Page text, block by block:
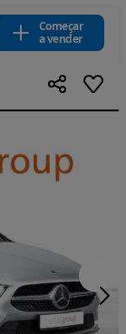
Começar
a vender